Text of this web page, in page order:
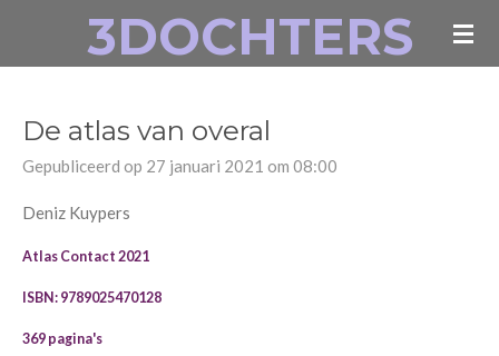
hoofdinhoud
3DOCHTERS
De atlas van overal
Gepubliceerd op 27 januari 2021 om 08:00
Deniz Kuypers
Atlas Contact 2021
ISBN: 9789025470128
369 pagina's